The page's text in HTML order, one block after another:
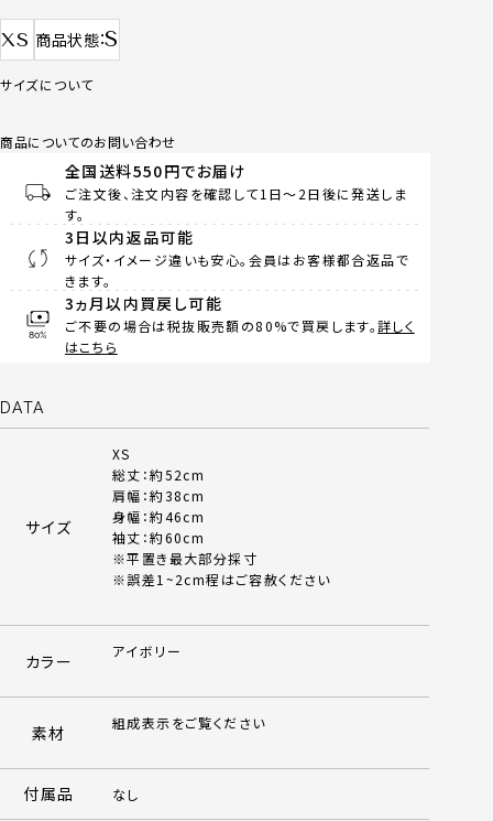
XS 商品状態 S
サイズについて
商品についてのお問い合わせ
全国送料550円でお届け
ご注文後、注文内容を確認して1日～2日後に発送しま
す。
3日以内返品可能
サイズ・イメージ違いも安心。会員はお客様都合返品で
きます。
3ヵ月以内買戻し可能
ご不要の場合は税抜販売額の80%で買戻します。詳しく
はこちら
DATA
サイズ
XS
総丈：約52cm
肩幅：約38cm
身幅：約46cm
袖丈：約60cm
※平置き最大部分採寸
※誤差1~2cm程はご容赦ください
カラー アイボリー
素材 組成表示をご覧ください
付属品 なし